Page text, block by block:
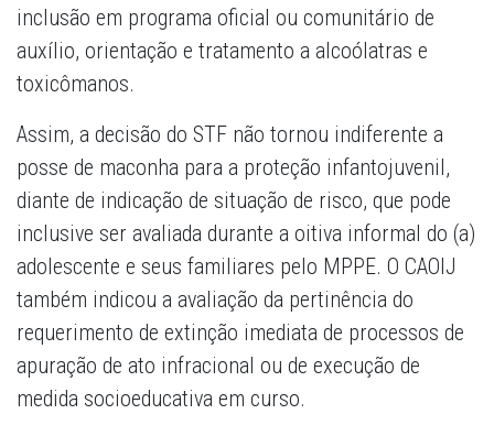
inclusão em programa oficial ou comunitário de
auxílio, orientação e tratamento a alcoólatras e
toxicômanos.
Assim, a decisão do STF não tornou indiferente a
posse de maconha para a proteção infantojuvenil,
diante de indicação de situação de risco, que pode
inclusive ser avaliada durante a oitiva informal do (a)
adolescente e seus familiares pelo MPPE. O CAOIJ
também indicou a avaliação da pertinência do
requerimento de extinção imediata de processos de
apuração de ato infracional ou de execução de
medida socioeducativa em curso.